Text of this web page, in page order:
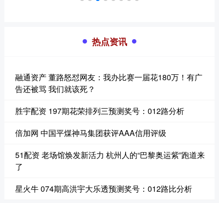
热点资讯
融通资产 董路怒怼网友：我办比赛一届花180万！有广
告还被骂 我们就该死？
胜宇配资 197期花荣排列三预测奖号：012路分析
倍加网 中国平煤神马集团获评AAA信用评级
51配资 老场馆焕发新活力 杭州人的“巴黎奥运紫”跑道来
了
星火牛 074期高洪宇大乐透预测奖号：012路比分析